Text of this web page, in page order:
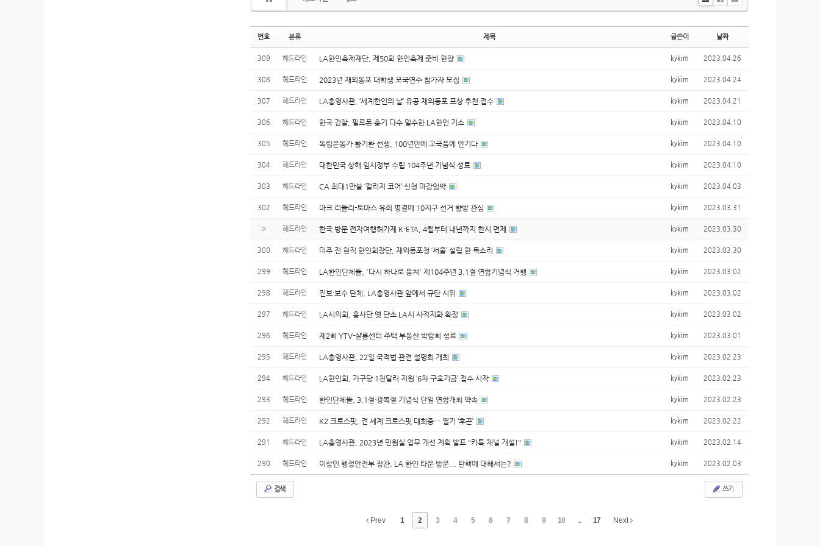
Li
Zi
e
G
le
번호 분류 제목 글쓴이 날짜
309 헤드라인 LA한인축제재단, 제50회 한인축제 준비 한창 kykim 2023.04.26
308 헤드라인 2023년 재외동포 대학생 모국연수 참가자 모집 kykim 2023.04.24
307 헤드라인 LA총영사관, ‘세계한인의 날’ 유공 재외동포 포상 추천 접수 kykim 2023.04.21
306 헤드라인 한국 검찰, 필로폰·총기 다수 밀수한 LA한인 기소 kykim 2023.04.10
305 헤드라인 독립운동가 황기환 선생, 100년만에 고국품에 안기다 kykim 2023.04.10
304 헤드라인 대한민국 상해 임시정부 수립 104주년 기념식 성료 kykim 2023.04.10
303 헤드라인 CA 최대1만불 ‘컬리지 코어’ 신청 마감임박 kykim 2023.04.03
302 헤드라인 마크 리들리-토마스 유죄 평결에 10지구 선거 향방 관심 kykim 2023.03.31
» 헤드라인 한국 방문 전자여행허가제 K-ETA, 4월부터 내년까지 한시 면제 kykim 2023.03.30
300 헤드라인 미주 전·현직 한인회장단, 재외동포청 ‘서울’ 설립 한 목소리 kykim 2023.03.30
299 헤드라인 LA한인단체들, '다시 하나로 뭉쳐' 제104주년 3.1절 연합기념식 거행 kykim 2023.03.02
298 헤드라인 진보·보수 단체, LA총영사관 앞에서 규탄 시위 kykim 2023.03.02
297 헤드라인 LA시의회, 흥사단 옛 단소 LA시 사적지화 확정 kykim 2023.03.02
296 헤드라인 제2회 YTV-샬롬센터 주택 부동산 박람회 성료 kykim 2023.03.01
295 헤드라인 LA총영사관, 22일 국적법 관련 설명회 개최 kykim 2023.02.23
294 헤드라인 LA한인회, 가구당 1천달러 지원 ‘6차 구호기금’ 접수 시작 kykim 2023.02.23
293 헤드라인 한인단체들, 3.1절·광복절 기념식 단일 연합개최 약속 kykim 2023.02.23
292 헤드라인 K2 크로스핏, 전 세계 크로스핏 대회중… 열기 ‘후끈’ kykim 2023.02.22
291 헤드라인 LA총영사관, 2023년 민원실 업무 개선 계획 발표 "카톡 채널 개설!" kykim 2023.02.14
290 헤드라인 이상민 행정안전부 장관, LA 한인 타운 방문... 탄핵에 대해서는? kykim 2023.02.03
검색 쓰기
Prev 1 2 3 4 5 6 7 8 9 10 ... 17 Next